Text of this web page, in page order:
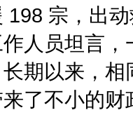
198 宗，出
人员坦言
期以来，
了不小的